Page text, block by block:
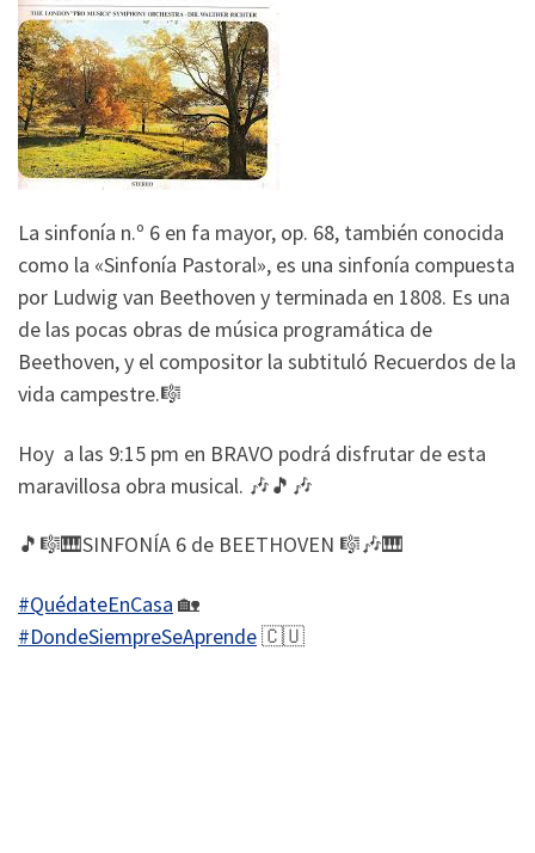
La sinfonía n.º 6 en fa mayor, op. 68, también conocida
como la «Sinfonía Pastoral», es una sinfonía compuesta
por Ludwig van Beethoven y terminada en 1808. Es una
de las pocas obras de música programática​ de
Beethoven, y el compositor la subtituló Recuerdos de la
vida campestre.🎼
Hoy a las 9:15 pm en BRAVO podrá disfrutar de esta
maravillosa obra musical. 🎶🎵🎶
🎵🎼🎹SINFONÍA 6 de BEETHOVEN 🎼🎶🎹
#QuédateEnCasa 🏡
#DondeSiempreSeAprende🇨🇺